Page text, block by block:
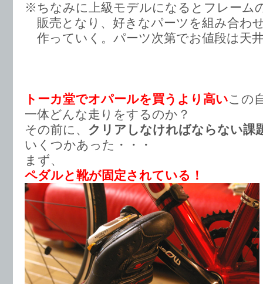
※ちなみに上級モデルになるとフレーム
販売となり、好きなパーツを組み合わ
作っていく。パーツ次第でお値段は天
トーカ堂でオパールを買うより高いこの
一体どんな走りをするのか？
その前に、 クリアしなければならない課
いくつかあった・・・
まず、
ペダルと靴が固定されている！